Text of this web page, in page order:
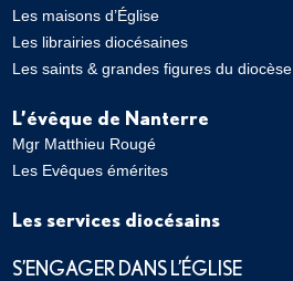
Les maisons d’Église
Les librairies diocésaines
Les saints & grandes figures du diocèse
L’évêque de Nanterre
Mgr Matthieu Rougé
Les Evêques émérites
Les services diocésains
S’ENGAGER DANS L’ÉGLISE